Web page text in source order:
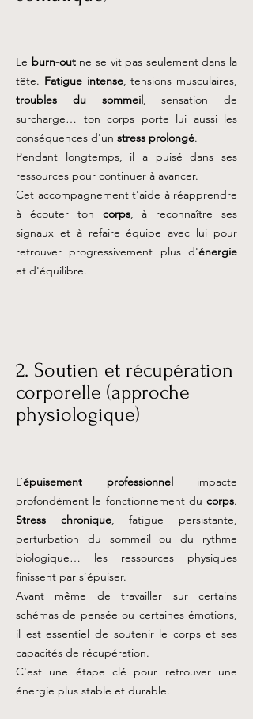
Le burn-outne se vit pas seulement dans la
tête. Fatigue intense, tensions musculaires,
troubles du sommeil , sensation de
surcharge… ton corps porte lui aussi les
conséquences d'un stress prolongé.
Pendant longtemps, il a puisé dans ses
ressources pour continuer à avancer.
Cet accompagnement t'aide à réapprendre
à écouter ton corps, à reconnaître ses
signaux et à refaire équipe avec lui pour
retrouver progressivement plus d'énergie
et d'équilibre.
2. Soutien et récupération
corporelle (approche
physiologique)
L’épuisement professionnel
impacte
profondément le fonctionnement du corps.
Stress chronique, fatigue persistante,
perturbation du sommeil ou du rythme
biologique… les ressources physiques
finissent par s’épuiser.
Avant même de travailler sur certains
schémas de pensée ou certaines émotions,
il est essentiel de soutenir le corps et ses
capacités de récupération.
C'est une étape clé pour retrouver une
énergie plus stable et durable.